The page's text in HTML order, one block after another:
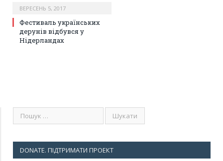
ВЕРЕСЕНЬ 5, 2017
Фестиваль українських
дерунів відбувся у
Нідерландах
DONATE. ПІДТРИМАТИ ПРОЕКТ